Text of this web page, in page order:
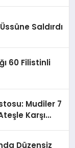
Saldırdı
60 Filistinli
Mudiler 7
Karşı
Düzensiz